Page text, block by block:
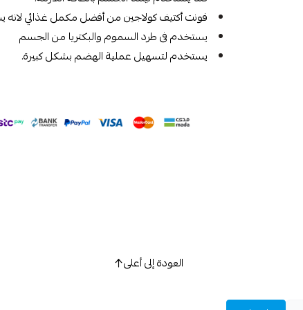
فونت أكتيف كولاجين من أفضل مكمل غذائي لانه
يستخدم فى طرد السموم والبكتريا من الجسم
يستخدم لتسهيل عملية الهضم بشكل كبيرة.
العودة إلى أعلى